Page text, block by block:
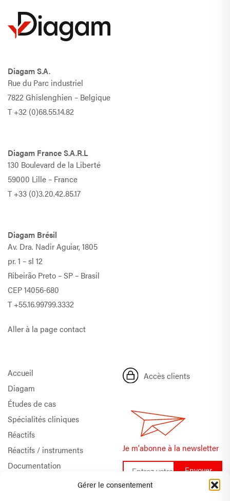
Gérer le consentement
Diagam S.A.
Rue du Parc industriel
7822 Ghislenghien – Belgique
T+32 (0)68.55.14.82
Diagam France S.A.R.L
130 Boulevard de la Liberté
59000 Lille – France
T+33 (0)3.20.42.85.17
Diagam Brésil
Av. Dra. Nadir Aguiar, 1805
pr. 1 – sl 12
Ribeirão Preto – SP – Brasil
CEP 14056-680
T+55.16.99799.3332
Aller à la page contact
Accueil
Diagam
Études de cas
Spécialités cliniques
Réactifs
Réactifs / instruments
Documentation
Accès clients
Je m’abonne à la newsletter